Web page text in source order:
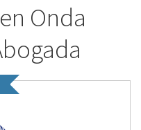
Onda